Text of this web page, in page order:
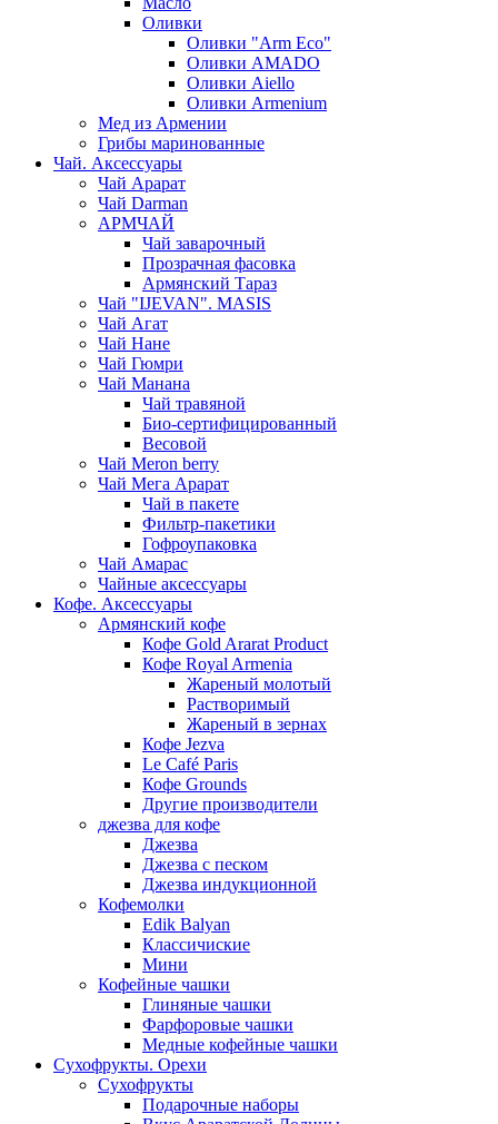
Оливки
Оливки "Arm Eco"
Оливки AMADO
Оливки Aiello
Оливки Armenium
Мед из Армении
Грибы маринованные
Чай. Аксессуары
Чай Арарат
Чай Darman
АРМЧАЙ
Чай заварочный
Прозрачная фасовка
Армянский Тараз
Чай "IJEVAN". MASIS
Чай Агат
Чай Нане
Чай Гюмри
Чай Манана
Чай травяной
Био-сертифицированный
Весовой
Чай Meron berry
Чай Мега Арарат
Чай в пакете
Фильтр-пакетики
Гофроупаковка
Чай Амарас
Чайные аксессуары
Кофе. Аксессуары
Армянский кофе
Кофе Gold Ararat Product
Кофе Royal Armenia
Жареный молотый
Растворимый
Жареный в зернах
Кофе Jezva
Le Café Paris
Кофе Grounds
Другие производители
джезва для кофе
Джезва
Джезва с песком
Джезва индукционной
Кофемолки
Edik Balyan
Классичиские
Мини
Кофейные чашки
Глиняные чашки
Фарфоровые чашки
Медные кофейные чашки
Сухофрукты. Орехи
Сухофрукты
Подарочные наборы